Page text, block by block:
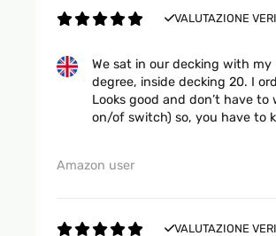
VALUTAZIONE
We sat in our decking with
degree, inside decking 20. I
Looks good and don’t have
on/of switch) so, you have to
Amazon user
VALUTAZIONE